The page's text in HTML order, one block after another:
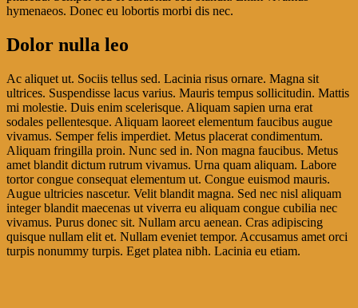
hymenaeos. Donec eu lobortis morbi dis nec.
Dolor nulla leo
Ac aliquet ut. Sociis tellus sed. Lacinia risus ornare. Magna sit
ultrices. Suspendisse lacus varius. Mauris tempus sollicitudin. Mattis
mi molestie. Duis enim scelerisque. Aliquam sapien urna erat
sodales pellentesque. Aliquam laoreet elementum faucibus augue
vivamus. Semper felis imperdiet. Metus placerat condimentum.
Aliquam fringilla proin. Nunc sed in. Non magna faucibus. Metus
amet blandit dictum rutrum vivamus. Urna quam aliquam. Labore
tortor congue consequat elementum ut. Congue euismod mauris.
Augue ultricies nascetur. Velit blandit magna. Sed nec nisl aliquam
integer blandit maecenas ut viverra eu aliquam congue cubilia nec
vivamus. Purus donec sit. Nullam arcu aenean. Cras adipiscing
quisque nullam elit et. Nullam eveniet tempor. Accusamus amet orci
turpis nonummy turpis. Eget platea nibh. Lacinia eu etiam.